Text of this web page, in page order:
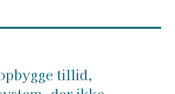
tillid,